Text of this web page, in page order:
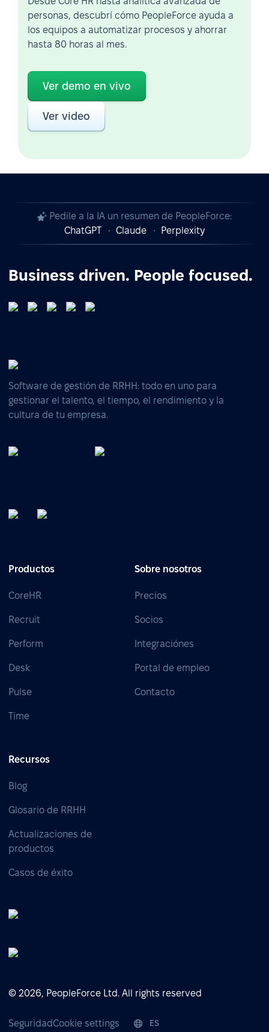
personas, descubrí cómo PeopleForce ayuda a
los equipos a automatizar procesos y ahorrar
hasta 80 horas al mes.
Ver demo en vivo
Ver video
Pedile a la IA un resumen de PeopleForce:
ChatGPT
Claude Perplexity
Business driven. People focused.
Software de gestión de RRHH: todo en uno para
gestionar el talento, el tiempo, el rendimiento y la
cultura de tu empresa.
Productos
CoreHR
Recruit
Perform
Desk
Pulse
Time
Sobre nosotros
Precios
Socios
Integraciónes
Portal de empleo
Contacto
Recursos
Blog
Glosario de RRHH
Actualizaciones de
productos
Casos de éxito
© 2026, PeopleForce Ltd. All rights reserved
SeguridadCookie settings ES